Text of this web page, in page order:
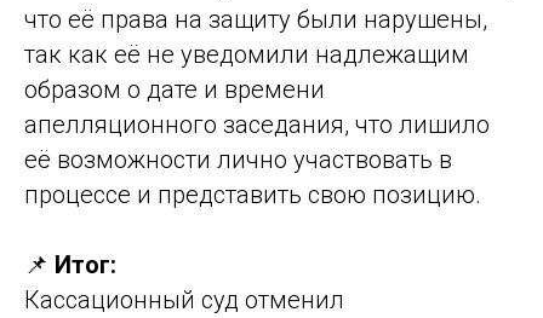
что её права на защиту были нарушены,
так как её не уведомили надлежащим
образом о дате и времени
апелляционного заседания, что лишило
её возможности лично участвовать в
процессе и представить свою позицию.
📌 Итог:
Кассационный суд отменил